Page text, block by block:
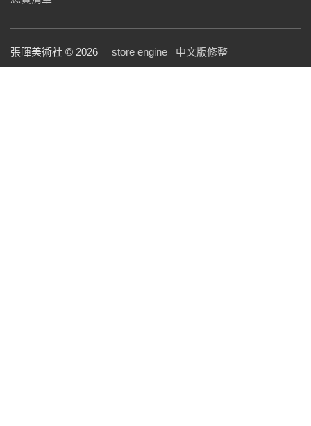
張暉美術社 © 2026 store engine 中文版修整